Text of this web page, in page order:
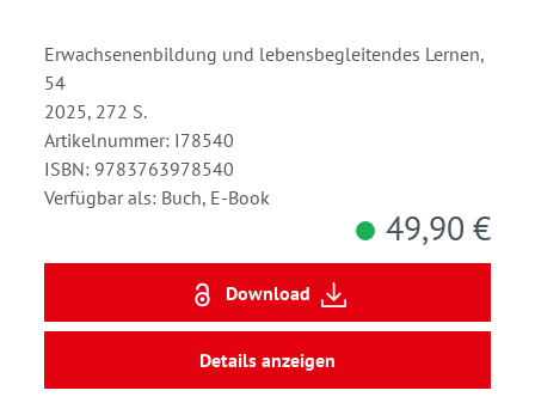
Erwachsenenbildung und lebensbegleitendes Lernen,
54
2025, 272 S.
Artikelnummer: I78540
ISBN: 9783763978540
Verfügbar als: Buch, E-Book
49,90 €
Download
Details anzeigen